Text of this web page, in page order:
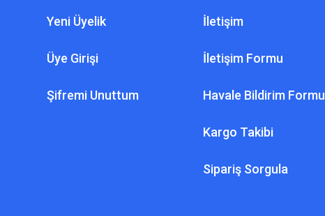
ASYA DEDEKTÖR TEKNOLOJILERI
Jeofinder Plus Altın Ayrımlı Dedektör
Yeni Üyelik
Üye Girişi
Şifremi Unuttum
İletişim
İletişim Formu
Havale Bildirim Formu
Kargo Takibi
Sipariş Sorgula